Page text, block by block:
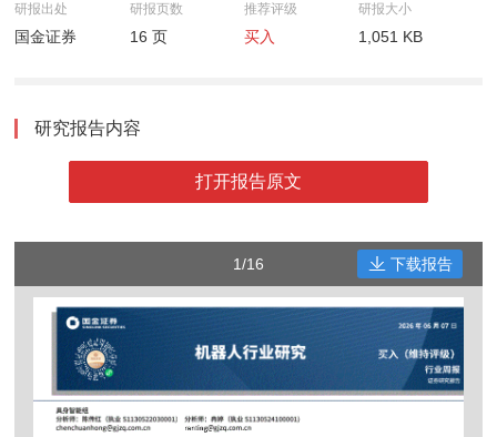
研报出处
国金证券
研报页数
16 页
推荐评级
买入
研报大小
1,051 KB
研究报告内容
打开报告原文
1/16 下载报告